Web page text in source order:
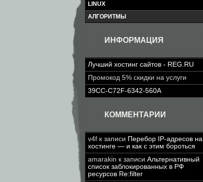
LINUX
АЛГОРИТМЫ
ИНФОРМАЦИЯ
Лучший хостинг сайтов - REG.RU
Промокод 5% скидки на услуги
39CC-C72F-6342-560A
КОММЕНТАРИИ
v4f к записи Перебор IP-адресов на
хостинге — и как с этим бороться
amarakin к записи Альтернативный
список заблокированных в РФ
ресурсов Re:filter